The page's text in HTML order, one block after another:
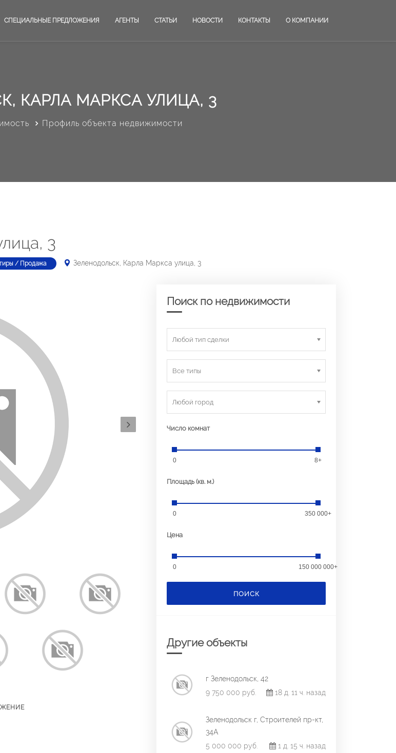
СПЕЦИАЛЬНЫЕ ПРЕДЛОЖЕНИЯ АГЕНТЫ СТАТЬИ НОВОСТИ КОНТАКТЫ О КОМПАНИИ
КАРЛА МАРКСА УЛИЦА, 3
Профиль объекта недвижимости
3
/ Продажа Зеленодольск, Карла Маркса улица, 3
Поиск по недвижимости
Любой тип сделки
Все типы
Любой город
Число комнат
0 8+
Площадь (кв. м.)
0 350 000+
Цена
0 150 000 000+
ПОИСК
Другие объекты
г Зеленодольск, 42
9 750 000 руб.
18 д. 11 ч. назад
Зеленодольск г, Строителей пр-кт,
34А
5 000 000 руб.
1 д. 15 ч. назад